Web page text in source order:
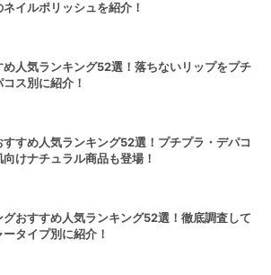
イルポリッシュを紹介！
め人気ランキング52選！落ちないリップをプチ
ス別に紹介！
すすめ人気ランキング52選！プチプラ・デパコ
けナチュラル商品も登場！
グおすすめ人気ランキング52選！徹底調査して
タイプ別に紹介！